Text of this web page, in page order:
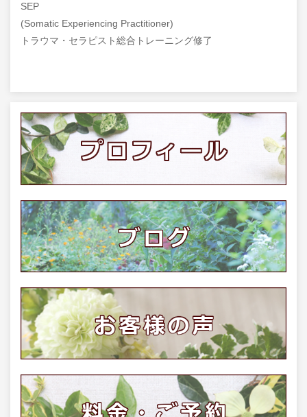
SEP
(Somatic Experiencing Practitioner)
トラウマ・セラピスト総合トレーニング修了